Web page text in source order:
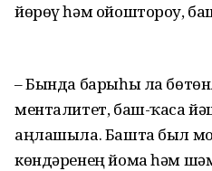
йөрөү һәм ойоштороу,
– Бында барыһы ла
менталитет, баш-ҡаса
аңлашыла. Башта был
көндәренең йома һәм